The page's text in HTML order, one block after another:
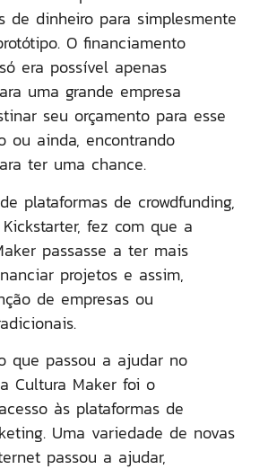
de dinheiro para simplesmente
O financiamento
era possível apenas
uma grande empresa
seu orçamento para esse
ou ainda, encontrando
ter uma chance.
plataformas de crowdfunding,
fez com que a
passasse a ter mais
projetos e assim,
de empresas ou
que passou a ajudar no
Cultura Maker foi o
às plataformas de
Uma variedade de novas
passou a ajudar,